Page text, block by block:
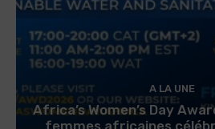
A LA UNE
Africa’s Women’s Day